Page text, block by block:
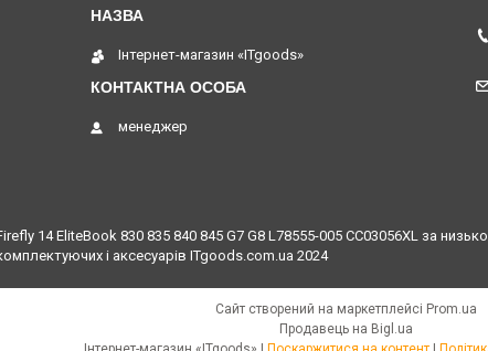
Інтернет-магазин «ITgoods»
менеджер
14 EliteBook 830 835 840 845 G7 G8 L78555-005 CC03056XL за
і аксесуарів ITgoods.com.ua 2024
Сайт створений на маркетплейсі Prom.ua
Продавець на Bigl.ua